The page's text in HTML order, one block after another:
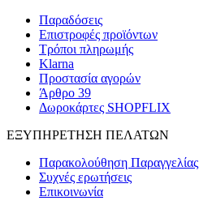
Παραδόσεις
Επιστροφές προϊόντων
Τρόποι πληρωμής
Klarna
Προστασία αγορών
Άρθρο 39
Δωροκάρτες SHOPFLIX
ΕΞΥΠΗΡΕΤΗΣΗ ΠΕΛΑΤΩΝ
Παρακολούθηση Παραγγελίας
Συχνές ερωτήσεις
Επικοινωνία